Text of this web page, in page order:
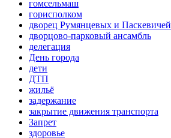
гомсельмаш
горисполком
дворец Румянцевых и Паскевичей
дворцово-парковый ансамбль
делегация
День города
дети
ДТП
жильё
задержание
закрытие движения транспорта
Запрет
здоровье